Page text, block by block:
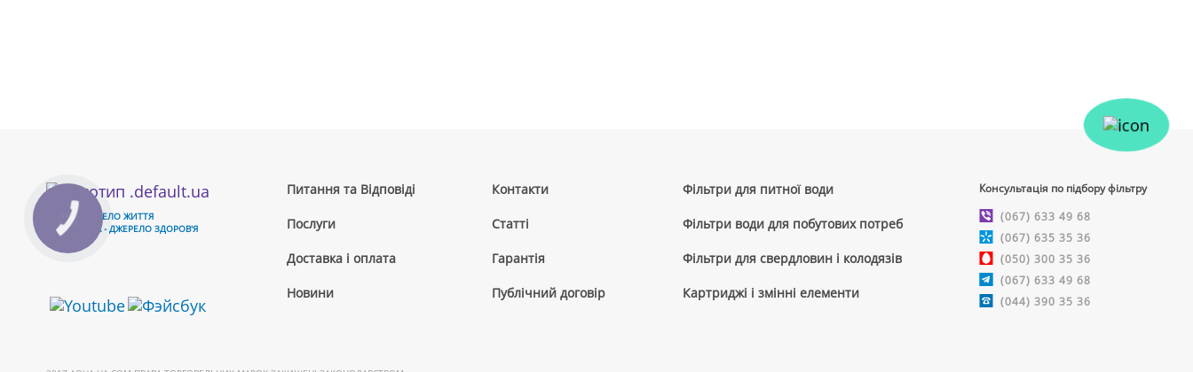
ВОДА - ДЖЕРЕЛО ЖИТТЯ
ЧИСТА ВОДА - ДЖЕРЕЛО ЗДОРОВ'Я
Питання та Відповіді
Послуги
Доставка і оплата
Новини
Контакти
Cтатті
Гарантія
Публічний договір
Фільтри для питної води
Фільтри води для побутових потреб
Фільтри для свердловин і колодязів
Картриджі і змінні елементи
Консультація по підбору фільтру
(067) 633 49 68
(067) 635 35 36
(050) 300 35 36
(067) 633 49 68
(044) 390 35 36